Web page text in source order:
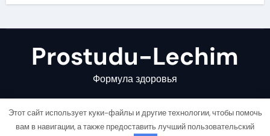
Prostudu-Lechim
Формула здоровья
Этот сайт использует куки-файлы и другие технологии, чтобы помочь
вам в навигации, а также предоставить лучший пользовательский